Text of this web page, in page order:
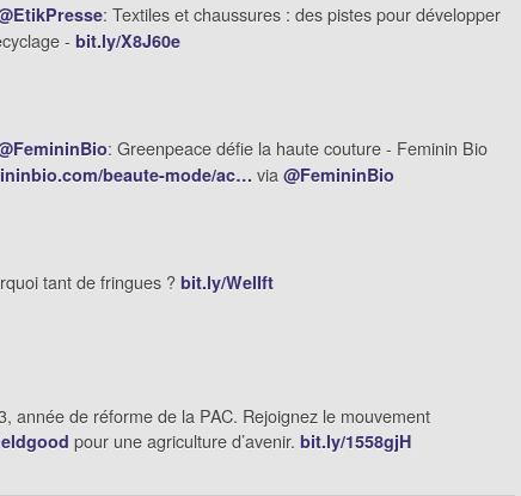
: Textiles et chaussures : des pistes pour développer
- bit.ly/X8J60e
: Greenpeace défie la haute couture - Feminin Bio
beaute-mode/ac… via @FemininBio
tant de fringues ? bit.ly/WelIft
année de réforme de la PAC. Rejoignez le mouvement
pour une agriculture d’avenir. bit.ly/1558gjH